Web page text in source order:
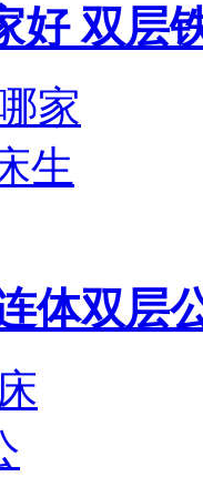
好 双层
体双层